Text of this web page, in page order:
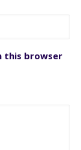
this browser